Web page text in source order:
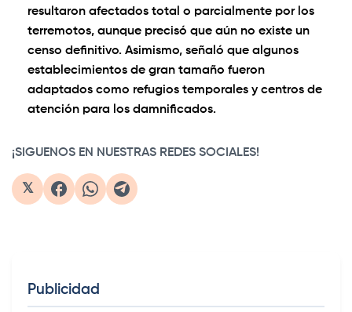
resultaron afectados total o parcialmente por los
terremotos, aunque precisó que aún no existe un
censo definitivo. Asimismo, señaló que algunos
establecimientos de gran tamaño fueron
adaptados como refugios temporales y centros de
atención para los damnificados.
¡SIGUENOS EN NUESTRAS REDES SOCIALES!
𝕏
Publicidad